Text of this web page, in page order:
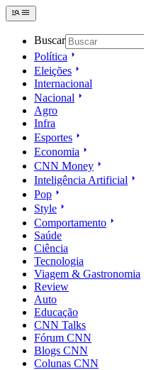
Buscar
Política
Eleições
Internacional
Nacional
Agro
Infra
Esportes
Economia
CNN Money
Inteligência Artificial
Pop
Style
Comportamento
Saúde
Ciência
Tecnologia
Viagem & Gastronomia
Review
Auto
Educação
CNN Talks
Fórum CNN
Blogs CNN
Colunas CNN